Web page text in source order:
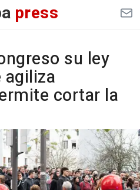
press
su ley
cortar la